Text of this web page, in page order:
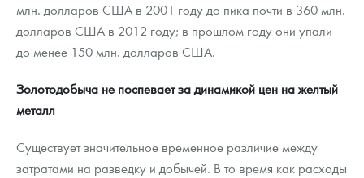
млн. долларов США в 2001 году до пика почти в 360 млн.
долларов США в 2012 году; в прошлом году они упали
до менее 150 млн. долларов США.
Золотодобыча не поспевает за динамикой цен на желтый
металл
Существует значительное временное различие между
затратами на разведку и добычей. В то время как расходы